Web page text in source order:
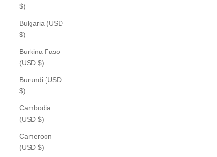
$)
Bulgaria (USD
$)
Burkina Faso
(USD $)
Burundi (USD
$)
Cambodia
(USD $)
Cameroon
(USD $)